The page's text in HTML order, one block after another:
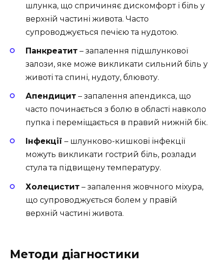
шлунка, що спричиняє дискомфорт і біль у
верхній частині живота. Часто
супроводжується печією та нудотою.
Панкреатит – запалення підшлункової
залози, яке може викликати сильний біль у
животі та спині, нудоту, блювоту.
Апендицит – запалення апендикса, що
часто починається з болю в області навколо
пупка і переміщається в правий нижній бік.
Інфекції – шлунково-кишкові інфекції
можуть викликати гострий біль, розлади
стула та підвищену температуру.
Холецистит – запалення жовчного міхура,
що супроводжується болем у правій
верхній частині живота.
Методи діагностики